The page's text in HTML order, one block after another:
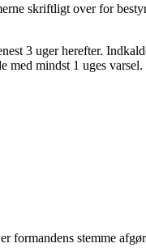
skriftligt over for
3 uger herefter.
med mindst 1 uges varsel.
formandens stemme